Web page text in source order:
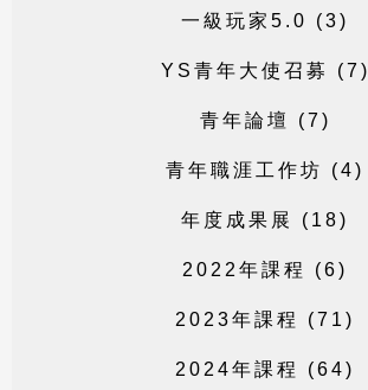
一 級 玩家 5 . 0 (3)
Y S 青年 大 使 召 募 (7 )
青年論壇 (7 )
青年職涯 工 作坊 (4)
年 度 成果 展 ( 1 8)
2 0 2 2 年課 程 (6)
2 0 2 3年課 程 (7 1 )
2 0 2 4年課 程 (64)